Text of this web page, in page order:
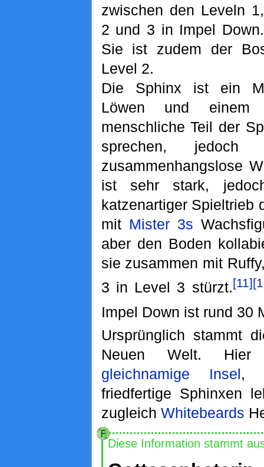
zwischen den Leveln 1,
2 und 3 in Impel Down.
Sie ist zudem der
Level 2.
Die Sphinx ist ein
Löwen und einem
menschliche Teil der
sprechen,
zusammenhangslose
ist sehr stark,
katzenartiger Spieltrieb
mit Mister 3s
aber den Boden
sie zusammen mit
3 in Level 3 stürzt.[11]
Impel Down ist rund 30
Ursprünglich stammt
Neuen Welt.
gleichnamige Insel,
friedfertige Sphinxen
zugleich Whitebeards
Diese Information stammt